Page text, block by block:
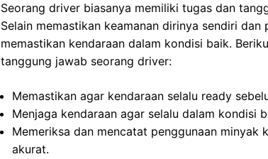
Seorang driver biasanya memiliki tugas dan
Selain memastikan keamanan dirinya sendiri
memastikan kendaraan dalam kondisi baik.
tanggung jawab seorang driver:
Memastikan agar kendaraan selalu ready
Menjaga kendaraan agar selalu dalam kondisi
Memeriksa dan mencatat penggunaan minyak
akurat.